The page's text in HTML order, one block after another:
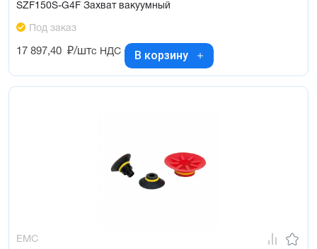
SZF150S-G4F Захват вакуумный
Под заказ
17 897,40 ₽/штс НДС В корзину
EMC